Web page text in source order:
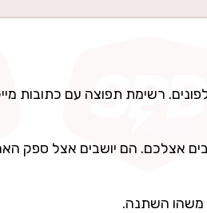
רשימת תפוצה עם כתובות
אצלכם. הם יושבים אצל ספק
משהו השתנה.